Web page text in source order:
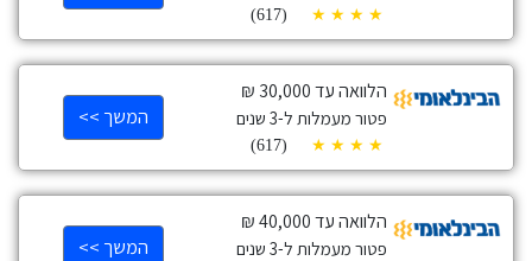
(617)
הלוואה עד 30,000 ₪
פטור מעמלות ל-3 שנים
(617)
המשך >>
הלוואה עד 40,000 ₪
פטור מעמלות ל-3 שנים המשך >>